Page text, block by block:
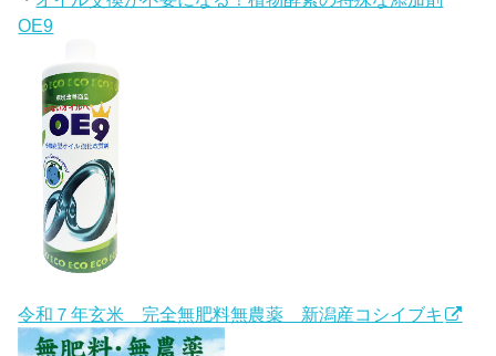
OE9
令和７年玄米 完全無肥料無農薬 新潟産コシイブキ